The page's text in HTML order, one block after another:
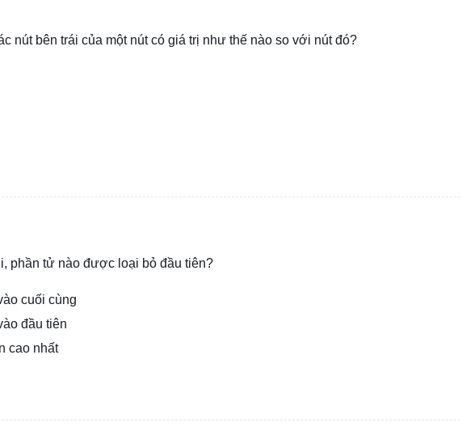
nút bên trái của một nút có giá trị như thế nào so với nút đó?
phần tử nào được loại bỏ đầu tiên?
cuối cùng
đầu tiên
cao nhất